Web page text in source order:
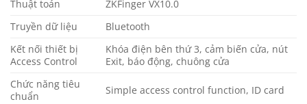
Thuật toán
ZKFinger VX10.0
Truyền dữ liệu
Bluetooth
Kết nối thiết bị
Access Control
Khóa điện bên thứ 3, cảm biến cửa, nút
Exit, báo động, chuông cửa
Chức năng tiêu
chuẩn
Simple access control function, ID card